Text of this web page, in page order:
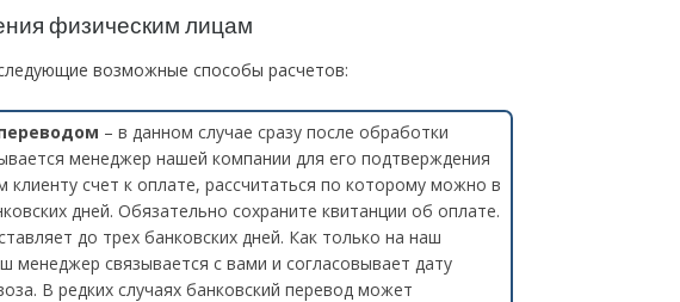
физическим лицам
возможные способы расчетов:
– в данном случае сразу после обработки
менеджер нашей компании для его подтверждения
счет к оплате, рассчитаться по которому можно в
дней. Обязательно сохраните квитанции об оплате.
до трех банковских дней. Как только на наш
менеджер связывается с вами и согласовывает дату
В редких случаях банковский перевод может